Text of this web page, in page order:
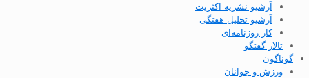
آرشیو نشریه اکثریت
آرشیو تحلیل هفتگی
کار روزنامه‌ای
تالار گفتگو
گوناگون
ورزش و جوانان